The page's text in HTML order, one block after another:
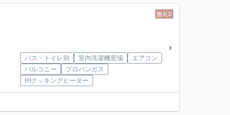
敷礼0
バス・トイレ別 室内洗濯機置場
エアコン
バルコニー
プロパンガス
IHクッキングヒーター